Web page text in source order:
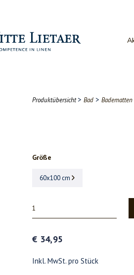
Produktübersicht > Bad > Badematten
Größe
60x100 cm
€ 34,95
Inkl. MwSt. pro Stück